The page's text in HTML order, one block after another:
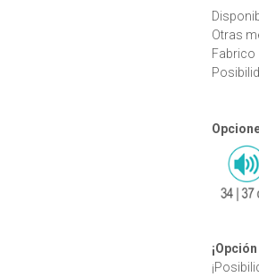
Otras
Fabrico